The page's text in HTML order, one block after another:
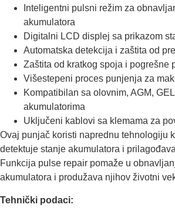
Inteligentni pulsni režim za
akumulatora
Digitalni LCD displej sa prikazom
Automatska detekcija i zaštita od
Zaštita od kratkog spoja i pogrešne
Višestepeni proces punjenja za
Kompatibilan sa olovnim, AGM,
akumulatorima
Uključeni kablovi sa klemama za
Ovaj punjač koristi naprednu tehnologiju
detektuje stanje akumulatora i
Funkcija pulse repair pomaže u
akumulatora i produžava njihov životni
Tehnički podaci: